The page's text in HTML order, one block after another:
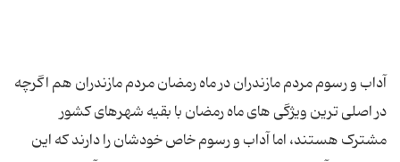
آداب و رسوم مردم مازندران در ماه رمضان مردم مازندران هم اگرچه
در اصلی ترین ویژگی های ماه رمضان با بقیه شهرهای کشور
مشترک هستند، اما آداب و رسوم خاص خودشان را دارند که این